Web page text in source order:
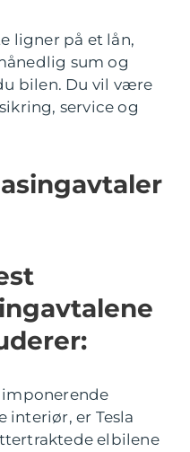
ligner på et lån,
sum og
bilen. Du vil være
service og
imponerende
interiør, er Tesla
elbilene